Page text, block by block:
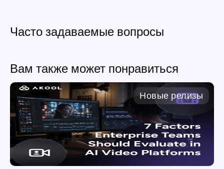
Часто задаваемые вопросы
Вам также может понравиться
Новые релизы